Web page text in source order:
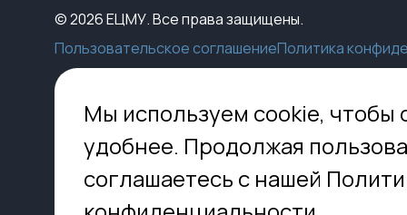
© 2026 ЕЦМУ. Все права защищены.
Пользовательское соглашениеПолитика
Каталог Конструктор
Блог
Помощь
Контакты
Пункты выдачи
Оплата
Установка
Гид по кладбищам
8
Мы используем cookie, чтобы
удобнее. Продолжая
соглашаетесь с нашей